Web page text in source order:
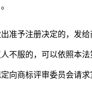
予注册决定的，发给
不服的，可以依照本
向商标评审委员会请